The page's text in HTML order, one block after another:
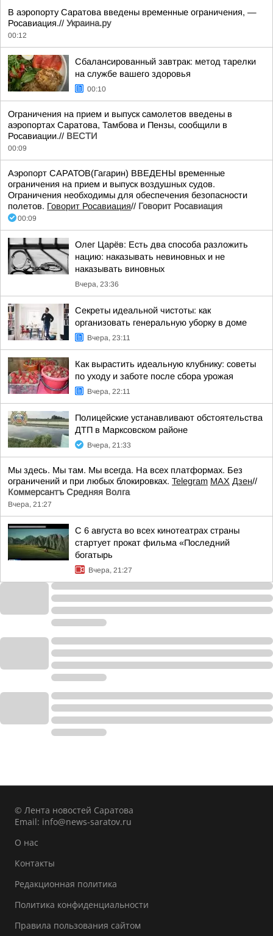
В аэропорту Саратова введены временные ограничения, —
Росавиация.// Украина.ру
00:12
Сбалансированный завтрак: метод тарелки
на службе вашего здоровья
00:10
Ограничения на прием и выпуск самолетов введены в
аэропортах Саратова, Тамбова и Пензы, сообщили в
Росавиации.// ВЕСТИ
00:09
Аэропорт САРАТОВ(Гагарин) ВВЕДЕНЫ временные
ограничения на прием и выпуск воздушных судов.
Ограничения необходимы для обеспечения безопасности
полетов. Говорит Росавиация// Говорит Росавиация
00:09
Олег Царёв: Есть два способа разложить
нацию: наказывать невиновных и не
наказывать виновных
Вчера, 23:36
Секреты идеальной чистоты: как
организовать генеральную уборку в доме
Вчера, 23:11
Как вырастить идеальную клубнику: советы
по уходу и заботе после сбора урожая
Вчера, 22:11
Полицейские устанавливают обстоятельства
ДТП в Марксовском районе
Вчера, 21:33
Мы здесь. Мы там. Мы всегда. На всех платформах. Без
ограничений и при любых блокировках. Telegram MAX Дзен//
Коммерсантъ Средняя Волга
Вчера, 21:27
С 6 августа во всех кинотеатрах страны
стартует прокат фильма «Последний
богатырь
Вчера, 21:27
© Лента новостей Саратова
Email: info@news-saratov.ru
О нас
Контакты
Редакционная политика
Политика конфиденциальности
Правила пользования сайтом